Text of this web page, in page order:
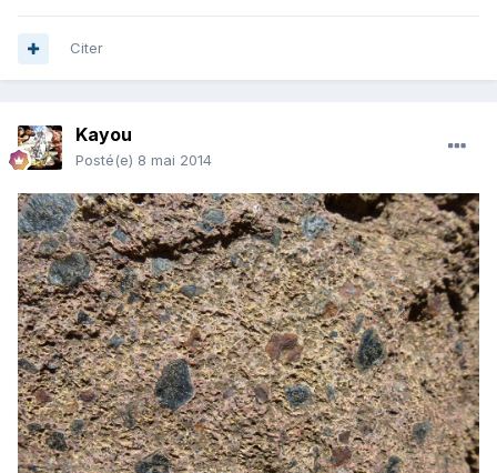
Citer
Kayou
Posté(e) 8 mai 2014